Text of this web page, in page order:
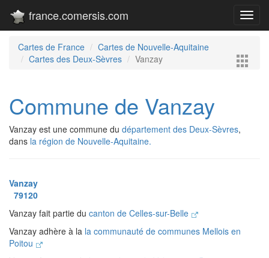
france.comersis.com
Cartes de France
Cartes de Nouvelle-Aquitaine
Cartes des Deux-Sèvres
Vanzay
Commune de Vanzay
Vanzay est une commune du département des Deux-Sèvres,
dans la région de Nouvelle-Aquitaine.
Vanzay
79120
Vanzay fait partie du canton de Celles-sur-Belle
Vanzay adhère à la la communauté de communes Mellois en
Poitou